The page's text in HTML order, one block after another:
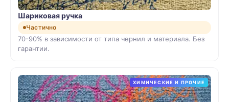
Шариковая ручка
Частично
70-90% в зависимости от типа чернил и материала. Без
гарантии.
ХИМИЧЕСКИЕ И ПРОЧИЕ